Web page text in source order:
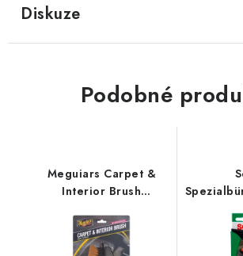
Diskuze
Podobné
Meguiars Carpet &
Interior Brush
dvěma druhy štětin